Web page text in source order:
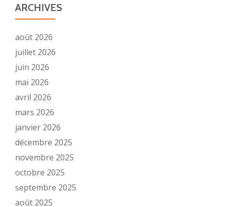
ARCHIVES
août 2026
juillet 2026
juin 2026
mai 2026
avril 2026
mars 2026
janvier 2026
décembre 2025
novembre 2025
octobre 2025
septembre 2025
août 2025